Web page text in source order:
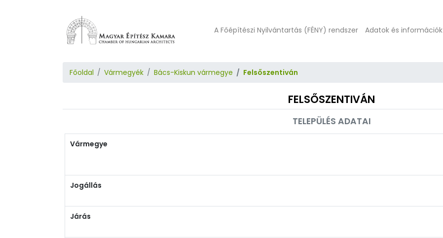
A Főépítészi Nyilvántartás (FÉNY) rendszer Adatok és információk
Főoldal Vármegyék Bács-Kiskun vármegye Felsőszentiván
FELSŐSZENTIVÁN
TELEPÜLÉS ADATAI
Vármegye
Jogállás
Járás